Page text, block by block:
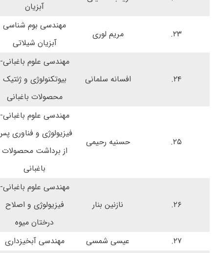
آبزیان
۲۳. مریم لوری
مهندسی بوم شناسی
آبزیان شیلاتی
۲۴. افسانه سلمانی
مهندسی علوم باغبانی-
بیوتکنولوژی و ژنتیک
محصولات باغبانی
۲۵. حسنیه رحیمی
مهندسی علوم باغبانی-
فیزیولوژی و فناوری
از برداشت محصولات
باغبانی
۲۶. نازنین بنار
مهندسی علوم باغبانی-
فیزیولوژی و اصلاح
درختان میوه
۲۷.
عیسی شمسی مهندسی آبخیزداری